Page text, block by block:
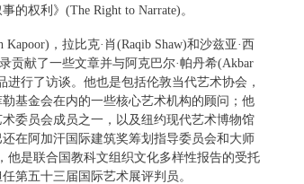
的权利》(The Right to Narrate)。
，拉比克·肖(Raqib Shaw)和沙兹亚·西
贡献了一些文章并与阿克巴尔·帕丹希(Akbar
进行了访谈。他也是包括伦敦当代艺术协会，
基金会在内的一些核心艺术机构的顾问；他
委员会成员之一，以及纽约现代艺术博物馆
在阿加汗国际建筑奖筹划指导委员会和大师
他是联合国教科文组织文化多样性报告的受托
第五十三届国际艺术展评判员。